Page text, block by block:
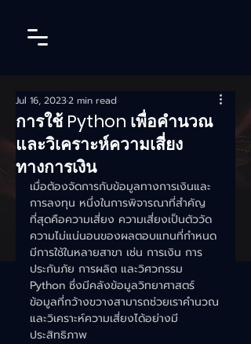
การใช้ Python เพื่อคำนวณ
และวิเคราะห์ความเสี่ยง
ทางการเงิน
Jul 16, 20232 min read
เมื่อต้องจัดการกับข้อมูลทางการเงินและ
การลงทุน หนึ่งในการพิจารณาที่สำคัญ
ที่สุดคือความเสี่ยง ความเสี่ยงเป็นตัววัด
ความไม่แน่นอนของผลตอบแทนที่กำหนด
มีการใช้ในหลายสาขา เช่น การเงิน การ
ประกันภัย การผลิต และวิศวกรรม
Python ซึ่งมีคลังข้อมูลวิทยาศาสตร์
ข้อมูลที่กว้างขวางสามารถช่วยเราคำนวณ
และวิเคราะห์ความเสี่ยงได้อย่างมี
ประสิทธิภาพ